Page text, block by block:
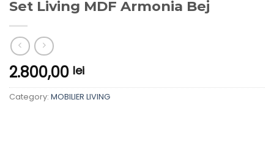
Set Living MDF Armonia Bej
2.800,00 lei
Category: MOBILIER LIVING